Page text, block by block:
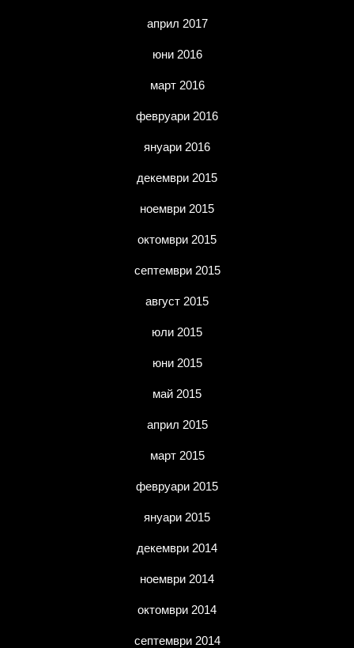
април 2017
юни 2016
март 2016
февруари 2016
януари 2016
декември 2015
ноември 2015
октомври 2015
септември 2015
август 2015
юли 2015
юни 2015
май 2015
април 2015
март 2015
февруари 2015
януари 2015
декември 2014
ноември 2014
октомври 2014
септември 2014